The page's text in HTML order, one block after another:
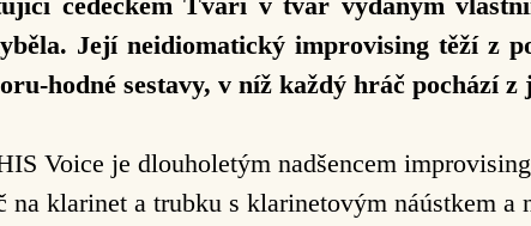
Její neidiomatický improvising těží z
hodné sestavy, v níž každý hráč pochází
Voice je dlouholetým nadšencem
na klarinet a trubku s klarinetovým náústkem